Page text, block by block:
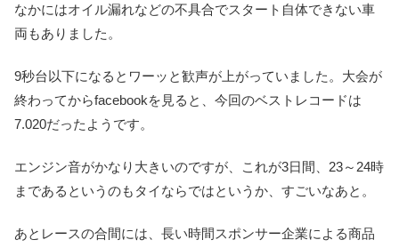
なかにはオイル漏れなどの不具合でスタート自体できない車
両もありました。
9秒台以下になるとワーッと歓声が上がっていました。大会が
終わってからfacebookを見ると、今回のベストレコードは
7.020だったようです。
エンジン音がかなり大きいのですが、これが3日間、23～24時
まであるというのもタイならではというか、すごいなあと。
あとレースの合間には、長い時間スポンサー企業による商品